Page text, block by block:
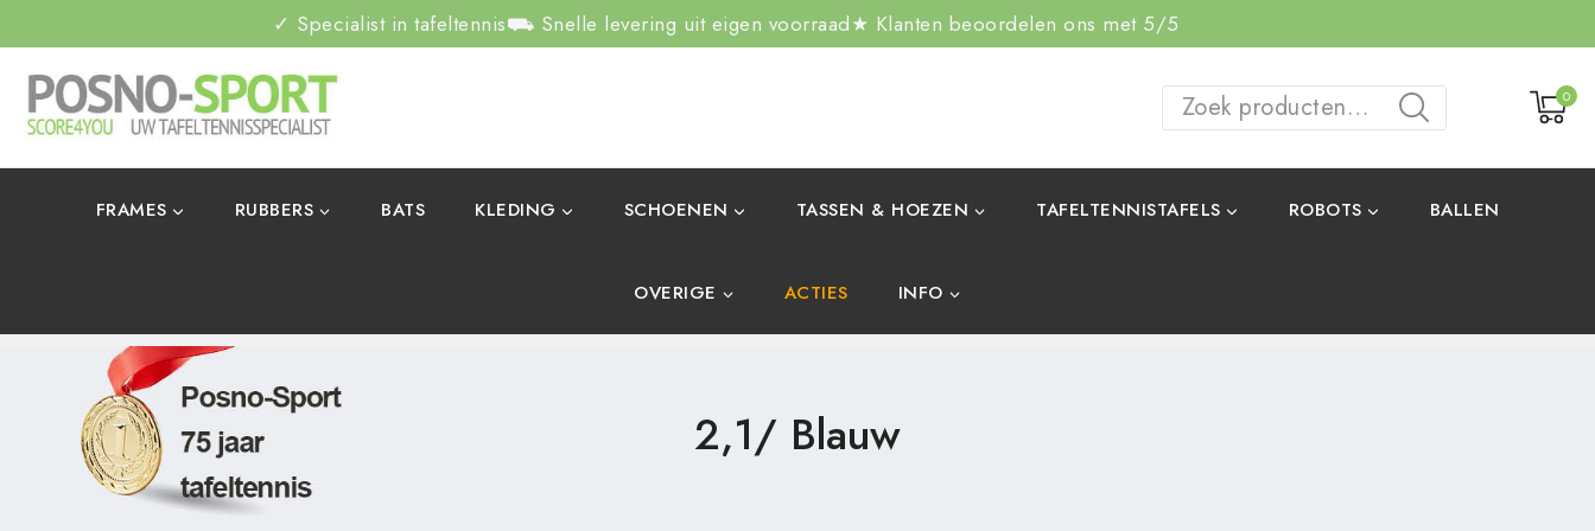
✓ Specialist in tafeltennis⛟ Snelle levering uit eigen voorraad★ Klanten beoordelen ons met 5/5
ZOEKEN
0
FRAMES RUBBERS BATS KLEDING SCHOENEN TASSEN & HOEZEN TAFELTENNISTAFELS ROBOTS BALLEN
OVERIGE ACTIES INFO
2,1/ Blauw